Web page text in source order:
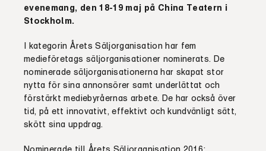
evenemang, den 18-19 maj på China Teatern i
Stockholm.
I kategorin Årets Säljorganisation har fem
medieföretags säljorganisationer nominerats. De
nominerade säljorganisationerna har skapat stor
nytta för sina annonsörer samt underlättat och
förstärkt mediebyråernas arbete. De har också över
tid, på ett innovativt, effektivt och kundvänligt sätt,
skött sina uppdrag.
Nominerade till Årets Säljorganisation 2016: